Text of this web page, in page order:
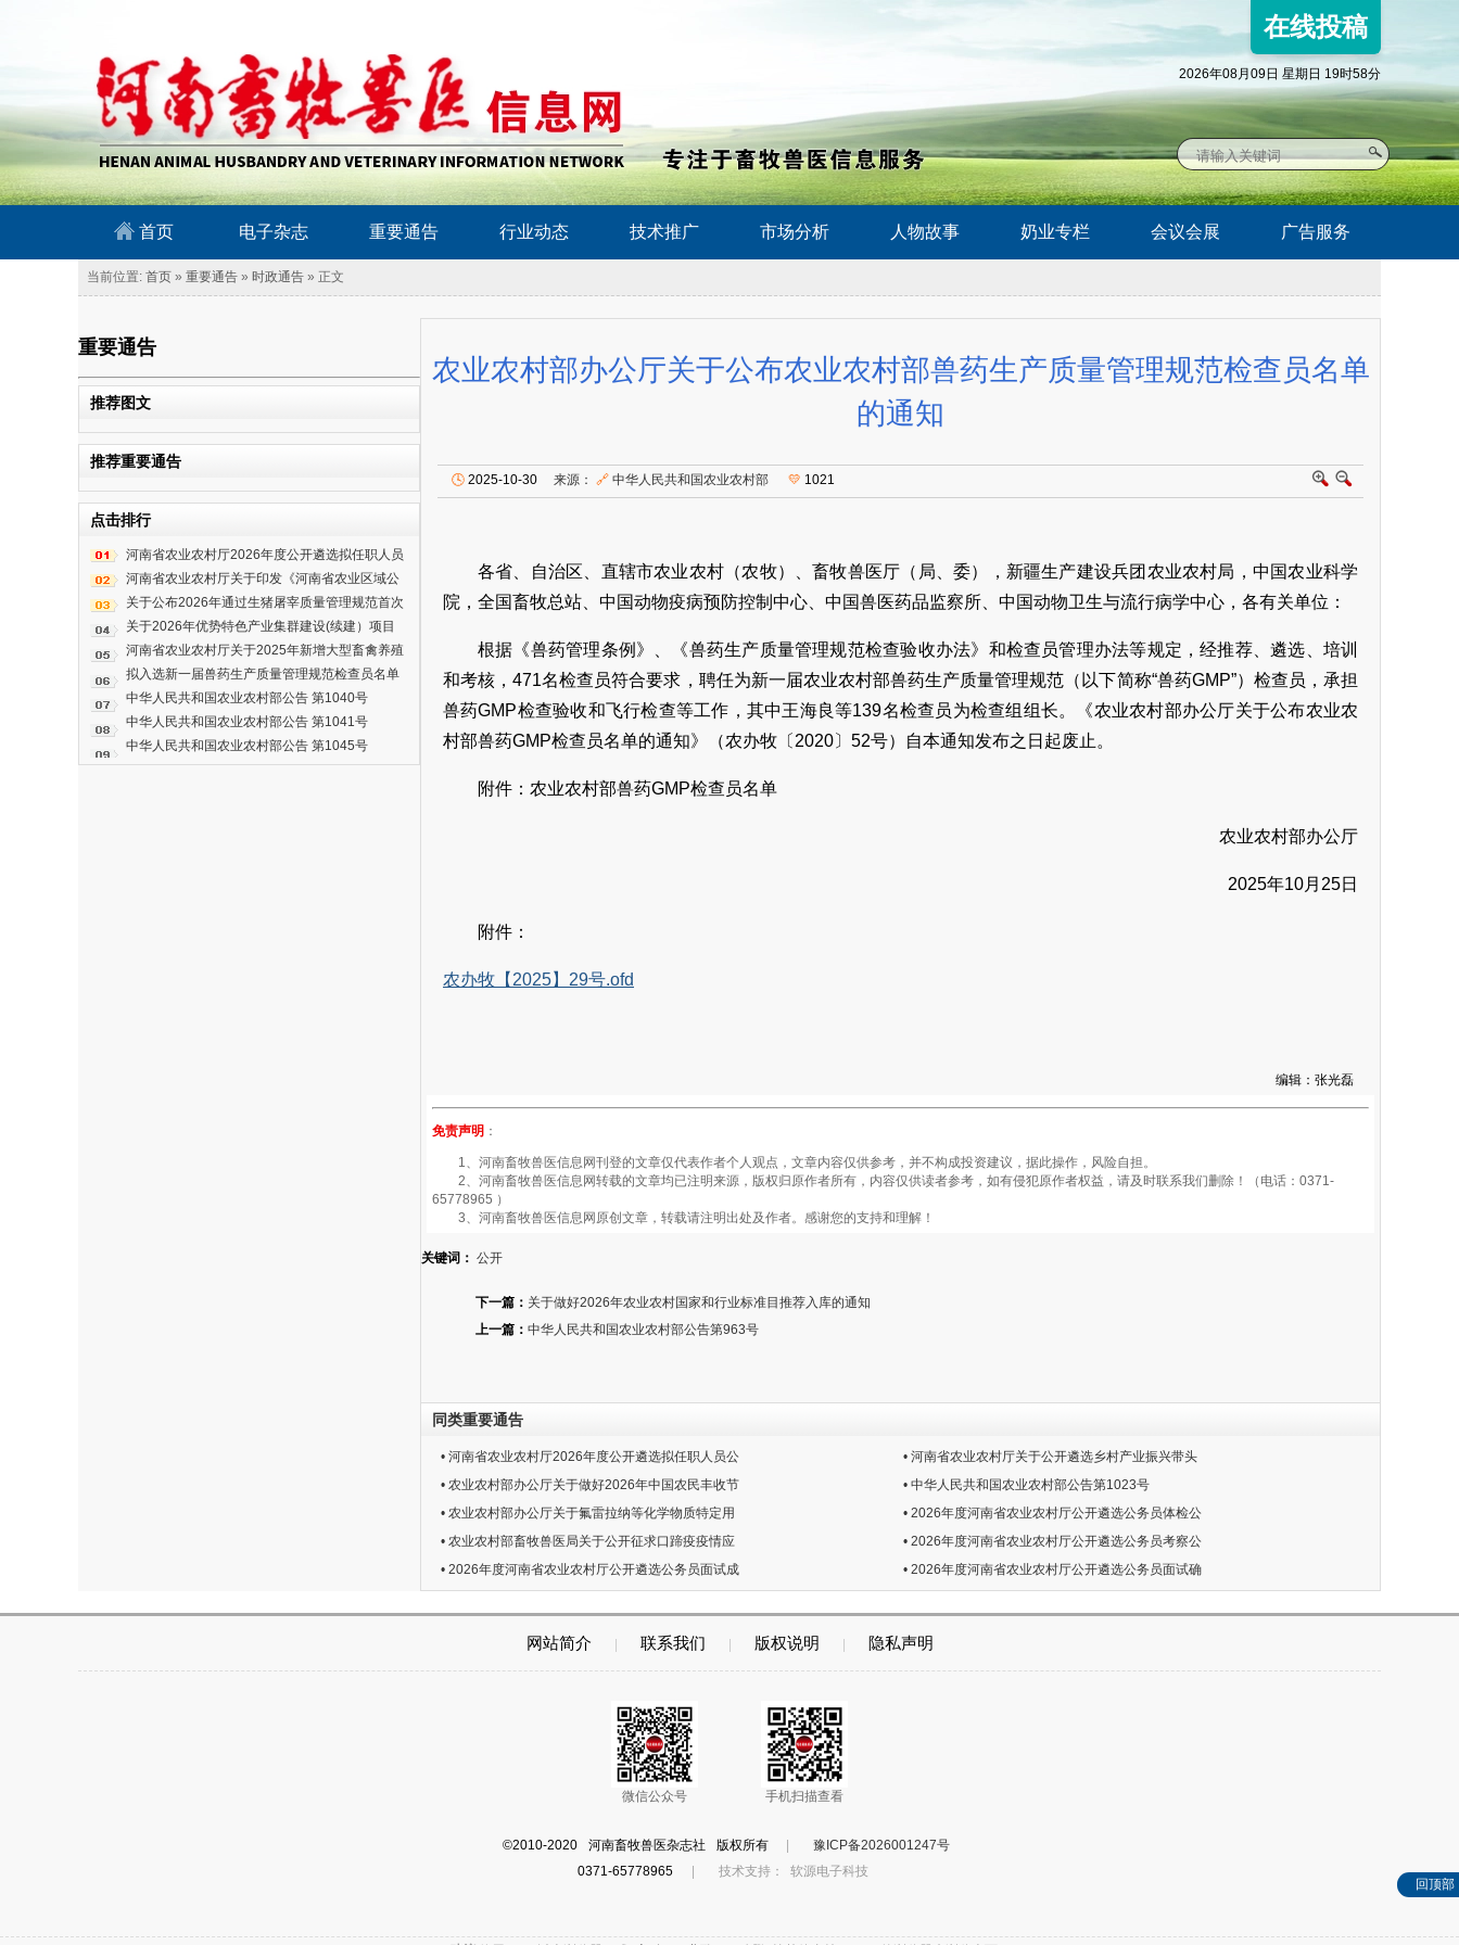
回顶部
在线投稿
2026年08月09日 星期日 19时58分
首页 电子杂志 重要通告 行业动态 技术推广 市场分析 人物故事 奶业专栏 会议会展 广告服务
当前位置: 首页 » 重要通告 » 时政通告 » 正文
重要通告
推荐图文
推荐重要通告
点击排行
河南省农业农村厅2026年度公开遴选拟任职人员
公示公告
河南省农业农村厅关于印发《河南省农业区域公
用品牌“豫农优品”商标及标识管理办法》的通知
关于公布2026年通过生猪屠宰质量管理规范首次
检查企业名单（第四批）的通知
关于2026年优势特色产业集群建设(续建）项目
有关事宜的公示
河南省农业农村厅关于2025年新增大型畜禽养殖
场奖补的公示
拟入选新一届兽药生产质量管理规范检查员名单
公示
中华人民共和国农业农村部公告 第1040号
中华人民共和国农业农村部公告 第1041号
中华人民共和国农业农村部公告 第1045号
农业农村部办公厅关于公布农业农村部兽药生产质量管理规范检查员名单
的通知
🕓 2025-10-30 来源： 🔗 中华人民共和国农业农村部 💛 1021
各省、自治区、直辖市农业农村（农牧）、畜牧兽医厅（局、委），新疆生产建设兵团农业农村局，中国农业科学
院，全国畜牧总站、中国动物疫病预防控制中心、中国兽医药品监察所、中国动物卫生与流行病学中心，各有关单位：
根据《兽药管理条例》、《兽药生产质量管理规范检查验收办法》和检查员管理办法等规定，经推荐、遴选、培训
和考核，471名检查员符合要求，聘任为新一届农业农村部兽药生产质量管理规范（以下简称“兽药GMP”）检查员，承担
兽药GMP检查验收和飞行检查等工作，其中王海良等139名检查员为检查组组长。《农业农村部办公厅关于公布农业农
村部兽药GMP检查员名单的通知》（农办牧〔2020〕52号）自本通知发布之日起废止。
附件：农业农村部兽药GMP检查员名单
农业农村部办公厅
2025年10月25日
附件：
农办牧【2025】29号.ofd
编辑：张光磊
免责声明 ：
1、河南畜牧兽医信息网刊登的文章仅代表作者个人观点，文章内容仅供参考，并不构成投资建议，据此操作，风险自担。
2、河南畜牧兽医信息网转载的文章均已注明来源，版权归原作者所有，内容仅供读者参考，如有侵犯原作者权益，请及时联系我们删除！（电话：0371-
65778965 ）
3、河南畜牧兽医信息网原创文章，转载请注明出处及作者。感谢您的支持和理解！
关键词： 公开
下一篇： 关于做好2026年农业农村国家和行业标准目推荐入库的通知
上一篇： 中华人民共和国农业农村部公告第963号
同类重要通告
• 河南省农业农村厅2026年度公开遴选拟任职人员公
• 河南省农业农村厅关于公开遴选乡村产业振兴带头
• 农业农村部办公厅关于做好2026年中国农民丰收节
• 中华人民共和国农业农村部公告第1023号
• 农业农村部办公厅关于氟雷拉纳等化学物质特定用
• 2026年度河南省农业农村厅公开遴选公务员体检公
• 农业农村部畜牧兽医局关于公开征求口蹄疫疫情应
• 2026年度河南省农业农村厅公开遴选公务员考察公
• 2026年度河南省农业农村厅公开遴选公务员面试成
• 2026年度河南省农业农村厅公开遴选公务员面试确
网站简介 联系我们 版权说明 隐私声明
微信公众号 手机扫描查看
©2010-2020 河南畜牧兽医杂志社 版权所有
豫ICP备2026001247号
0371-65778965
技术支持： 软源电子科技